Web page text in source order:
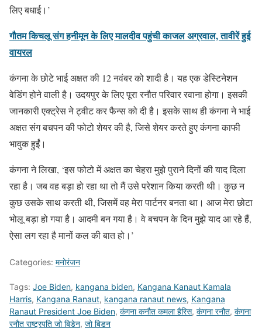
लिए बधाई।’
गौतम किचलू संग हनीमून के लिए मालदीव पहुंची काजल अग्रवाल, तावीरें हुई
वायरल
कंगना के छोटे भाई अक्षत की 12 नवंबर को शादी है। यह एक डेस्टिनेशन
वेडिंग होने वाली है। उदयपुर के लिए पूरा रनौत परिवार रवाना होगा। इसकी
जानकारी एक्ट्रेस ने ट्वीट कर फैन्स को दी है। इसके साथ ही कंगना ने भाई
अक्षत संग बचपन की फोटो शेयर की है, जिसे शेयर करते हुए कंगना काफी
भावुक हुईं।
कंगना ने लिखा, ‘इस फोटो में अक्षत का चेहरा मुझे पुराने दिनों की याद दिला
रहा है। जब वह बड़ा हो रहा था तो मैं उसे परेशान किया करती थी। कुछ न
कुछ उसके साथ करती थी, जिसमें वह मेरा पार्टनर बनता था। आज मेरा छोटा
भोलू बड़ा हो गया है। आदमी बन गया है। वे बचपन के दिन मुझे याद आ रहे हैं,
ऐसा लग रहा है मानों कल की बात हो।’
Categories: मनोरंजन
Tags: Joe Biden, kangana biden, Kangana Kanaut Kamala
Harris, Kangana Ranaut, kangana ranaut news, Kangana
Ranaut President Joe Biden, कंगना कनौत कमला हैरिस, कंगना रनौत, कंगना
रनौत राष्ट्रपति जो बिडेन, जो बिडन